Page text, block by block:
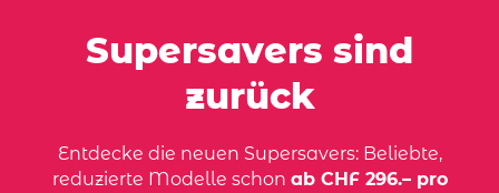
Supersavers sind
zurück
Entdecke die neuen Supersavers: Beliebte,
reduzierte Modelle schon ab CHF 296.– pro